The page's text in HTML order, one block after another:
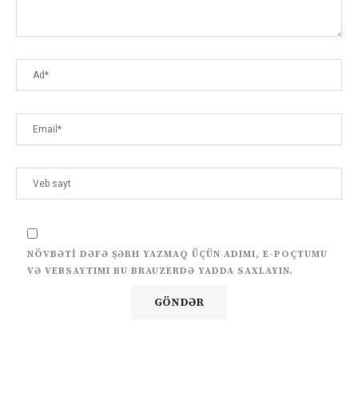
NÖVBƏTI DƏFƏ ŞƏRH YAZMAQ ÜÇÜN ADIMI, E-POÇTUMU
VƏ VEBSAYTIMI BU BRAUZERDƏ YADDA SAXLAYIN.